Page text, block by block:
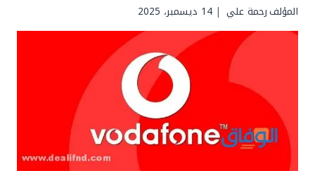
المؤلفرحمة علي 14 ديسمبر، 2025